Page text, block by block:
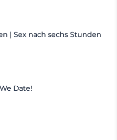
| Sex nach sechs Stunden
Date!